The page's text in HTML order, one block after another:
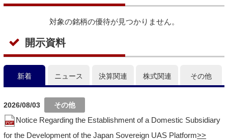
対象の銘柄の優待が見つかりません。
開示資料
新着 ニュース 決算関連 株式関連 その他
2026/08/03
Notice Regarding the Establishment of a Domestic Subsidiary
for the Development of the Japan Sovereign UAS Platform